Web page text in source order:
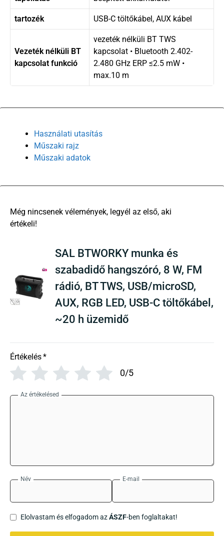
tartozék USB-C töltőkábel, AUX kábel
Vezeték nélküli BT
kapcsolat funkció
vezeték nélküli BT TWS
kapcsolat • Bluetooth 2.402-
2.480 GHz ERP ≤2.5 mW •
max.10 m
Használati utasítás
Műszaki rajz
Műszaki adatok
SAL BTWORKY munka és
szabadidő hangszóró, 8 W, FM
rádió, BT TWS, USB/microSD,
AUX, RGB LED, USB-C töltőkábel,
~20 h üzemidő
Értékelés*
0/5
Az értékelésed
Név E-mail
Elolvastam és elfogadom azÁSZF-ben foglaltakat!